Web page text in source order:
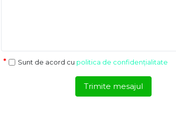
Sunt de acord cu politica de confidențialitate
Trimite mesajul